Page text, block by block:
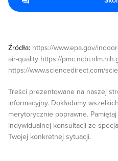
Źródła: https://www.epa.gov/
air-quality https://
https://www.sciencedirect.com/
Treści prezentowane na naszej
informacyjny. Dokładamy
merytorycznie poprawne.
indywidualnej konsultacji ze
Twojej konkretnej sytuacji.